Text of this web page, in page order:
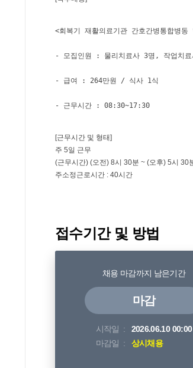
접수기간 및 방법
채용 마감까지 남은기간
마감
시작일
2026.06.10 00:00
마감일
상시채용